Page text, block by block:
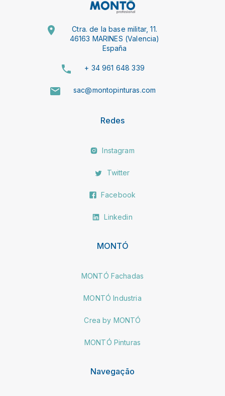
Ctra. de la base militar, 11.
46163 MARINES (Valencia)
España
+ 34 961 648 339
sac@montopinturas.com
Redes
Instagram
Twitter
Facebook
Linkedin
MONTÓ
MONTÓ Fachadas
MONTÓ Industria
Crea by MONTÓ
MONTÓ Pinturas
Navegação